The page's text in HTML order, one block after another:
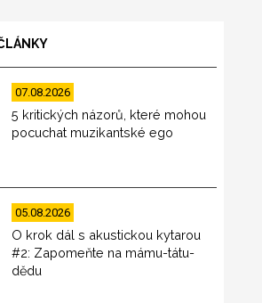
07.08.2026
5 kritických názorů, které mohou
pocuchat muzikantské ego
05.08.2026
O krok dál s akustickou kytarou
#2: Zapomeňte na mámu-tátu-
dědu